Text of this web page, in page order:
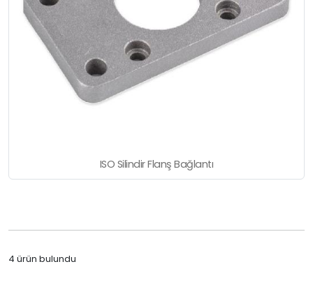
ISO Silindir Flanş Bağlantı
4 ürün bulundu